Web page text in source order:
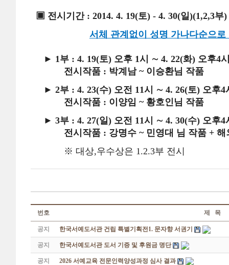
▣ 전시기간 : 2014. 4. 19(토) - 4. 30(일)(1,2,3
서체 관계없이 성명 가나다순으로
► 1부 : 4. 19(토) 오후 1시 ∼ 4. 22(화) 오후4
전시작품 : 박계남 ~ 이승환님 작품
► 2부 : 4. 23(수) 오전 11시 ∼ 4. 26(토) 오후4
전시작품 : 이양임 ~ 황호인님 작품
► 3부 : 4. 27(일) 오전 11시 ∼ 4. 30(수) 오후4
전시작품 : 강명수 ~ 민영대 님 작품 + 해
※ 대상,우수상은 1.2.3부 전시
번호 제 목
공지 한국서예도서관 건립 특별기획전1. 문자향 서권기
공지 한국서예도서관 도서 기증 및 후원금 명단
공지 2026 서예교육 전문인력양성과정 심사 결과